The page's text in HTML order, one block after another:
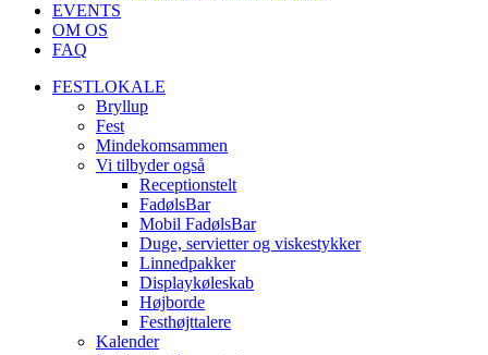
EVENTS
OM OS
FAQ
FESTLOKALE
Bryllup
Fest
Mindekomsammen
Vi tilbyder også
Receptionstelt
FadølsBar
Mobil FadølsBar
Duge, servietter og viskestykker
Linnedpakker
Displaykøleskab
Højborde
Festhøjttalere
Kalender